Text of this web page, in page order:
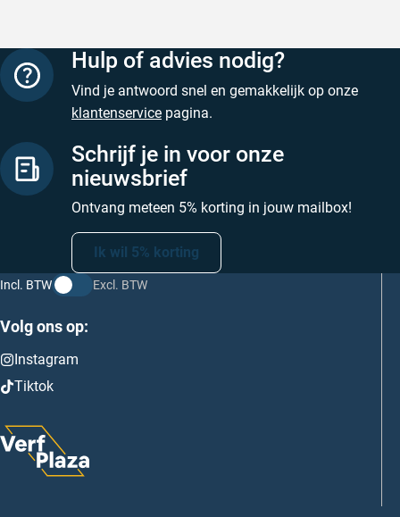
Hulp of advies nodig?
Vind je antwoord snel en gemakkelijk op onze
klantenservice pagina.
Schrijf je in voor onze
nieuwsbrief
Ontvang meteen 5% korting in jouw mailbox!
Ik wil 5% korting
Incl. BTW Excl. BTW
Volg ons op:
Instagram
Tiktok